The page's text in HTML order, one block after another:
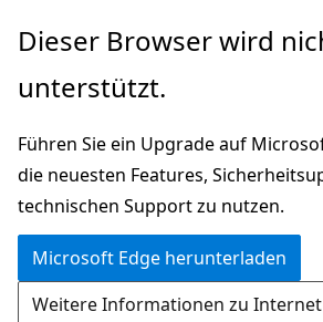
Zu
wechseln
Dieser Browser wird
unterstützt.
Führen Sie ein Upgrade auf
die neuesten Features,
technischen Support zu nutzen.
Microsoft Edge herunterladen
Weitere Informationen zu